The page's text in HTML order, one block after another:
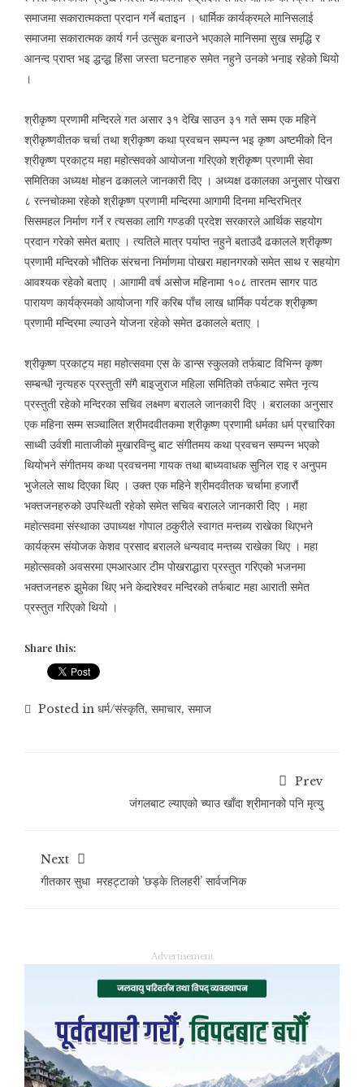
समाजमा सकारात्मकता प्रदान गर्ने बताइन । धार्मिक कार्यक्रमले मानिसलाई
समाजमा सकारात्मक कार्य गर्न उत्सुक बनाउने भएकाले मानिसमा सुख समृद्धि र
आनन्द प्राप्त भइ द्धन्द्ध हिंसा जस्ता घटनाहरु समेत नहुने उनको भनाइ रहेको थियो
।
श्रीकृष्ण प्रणामी मन्दिरले गत असार ३१ देखि साउन ३१ गते सम्म एक महिने
श्रीकृष्णवीतक चर्चा तथा श्रीकृष्ण कथा प्रवचन सम्पन्न भइ कृष्ण अष्टमीको दिन
श्रीकृष्ण प्रकाट्य महा महोत्सवको आयोजना गरिएको श्रीकृष्ण प्रणामी सेवा
समितिका अध्यक्ष मोहन ढकालले जानकारी दिए । अध्यक्ष ढकालका अनुसार पोखरा
८ रत्नचोकमा रहेको श्रीकृष्ण प्रणामी मन्दिरमा आगामी दिनमा मन्दिरभित्र
सिसमहल निर्माण गर्ने र त्यसका लागि गण्डकी प्रदेश सरकारले आर्थिक सहयोग
प्रदान गरेको समेत बताए । त्यतिले मात्र पर्याप्त नहुने बताउदै ढकालले श्रीकृष्ण
प्रणामी मन्दिरको भौतिक संरचना निर्माणमा पोखरा महानगरको समेत साथ र सहयोग
आवश्यक रहेको बताए । आगामी वर्ष असोज महिनामा १०८ तारतम सागर पाठ
पारायण कार्यक्रमको आयोजना गरि करिब पाँच लाख धार्मिक पर्यटक श्रीकृष्ण
प्रणामी मन्दिरमा ल्याउने योजना रहेको समेत ढकालले बताए ।
श्रीकृष्ण प्रकाट्य महा महोत्सवमा एस के डान्स स्कुलको तर्फबाट विभिन्न कृष्ण
सम्बन्धी नृत्यहरु प्रस्तुती संगै बाइजुराज महिला समितिको तर्फबाट समेत नृत्य
प्रस्तुती रहेको मन्दिरका सचिव लक्ष्मण बरालले जानकारी दिए । बरालका अनुसार
एक महिना सम्म सञ्चालित श्रीमदवीतकमा श्रीकृष्ण प्रणामी धर्मका धर्म प्रचारिका
साध्वी उर्वशी माताजीको मुखारविन्दु बाट संगीतमय कथा प्रवचन सम्पन्न भएको
थियोभने संगीतमय कथा प्रवचनमा गायक तथा बाध्यवाधक सुनिल राइ र अनुपम
भुजेलले साथ दिएका थिए । उक्त एक महिने श्रीमदवीतक चर्चामा हजारौं
भक्तजनहरुको उपस्थिती रहेको समेत सचिव बरालले जानकारी दिए । महा
महोत्सवमा संस्थाका उपाध्यक्ष गोपाल ठकुरीले स्वागत मन्तब्य राखेका थिएभने
कार्यक्रम संयोजक केशव प्रसाद बरालले धन्यवाद मन्तब्य राखेका थिए । महा
महोत्सवको अवसरमा एमआरआर टीम पोखराद्धारा प्रस्तुत गरिएको भजनमा
भक्तजनहरु झुमेका थिए भने केदारेश्वर मन्दिरको तर्फबाट महा आराती समेत
प्रस्तुत गरिएको थियो ।
Share this:
Posted in धर्म/संस्कृति, समाचार, समाज
Prev
जंगलबाट ल्याएको च्याउ खाँदा श्रीमानको पनि मृत्यु
Next
गीतकार सुधा मरहट्टाको ‘छड्के तिलहरी’ सार्वजनिक
Advertisement